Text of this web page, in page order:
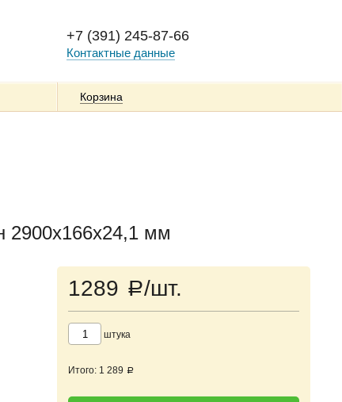
+7 (391) 245-87-66
Контактные данные
Корзина
2900х166х24,1 мм
1289 a/шт.
штука
Итого: 1 289 a